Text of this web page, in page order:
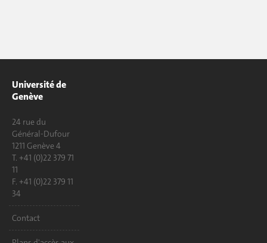
Université de
Genève
24 rue du
Général-Dufour
1211 Genève 4
T. +41 (0)22 379 71
11
F. +41 (0)22 379 11
34
Contact